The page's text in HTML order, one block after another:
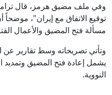
وفي ملف مضيق هرمز، قال
توقيع الاتفاق مع إيران"،
مسألة فتح المضيق والأعمال
وتأتي تصريحاته وسط تقارير عن
يشمل إعادة فتح المضيق وتمديد
النووية.